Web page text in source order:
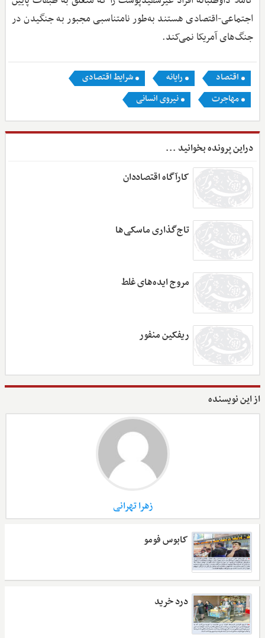
اجتماعی-اقتصادی هستند به‌طور نامتناسبی مجبور به جنگیدن در
جنگ‌های آمریکا نمی‌کند.
اقتصاد رایانه
شرایط اقتصادی
مهاجرت
نیروی انسانی
دراین پرونده بخوانید ...
کارآگاه اقتصاددان
تاج‌گذاری ماسکی‌ها
مروج ایده‌های غلط
ریفکین منفور
از این نویسنده
زهرا تهرانی
کابوس فومو
درد خرید